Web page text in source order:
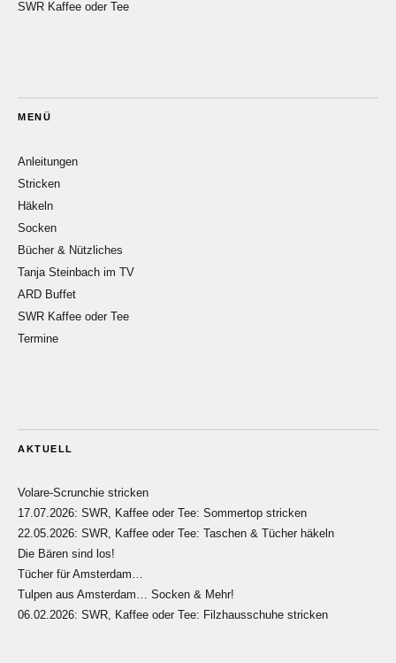
SWR Kaffee oder Tee
MENÜ
Anleitungen
Stricken
Häkeln
Socken
Bücher & Nützliches
Tanja Steinbach im TV
ARD Buffet
SWR Kaffee oder Tee
Termine
AKTUELL
Volare-Scrunchie stricken
17.07.2026: SWR, Kaffee oder Tee: Sommertop stricken
22.05.2026: SWR, Kaffee oder Tee: Taschen & Tücher häkeln
Die Bären sind los!
Tücher für Amsterdam…
Tulpen aus Amsterdam… Socken & Mehr!
06.02.2026: SWR, Kaffee oder Tee: Filzhausschuhe stricken